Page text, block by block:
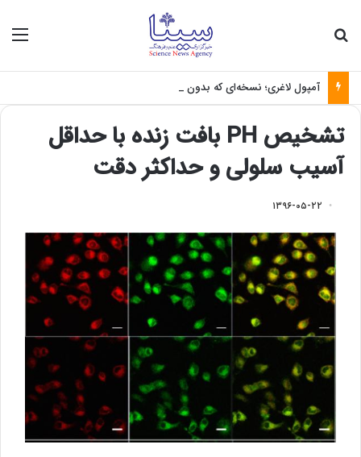
آمپول لاغری؛ نسخه‌ای که بدون تغذیه خطرناک می‌شود
تشخیص PH بافت زنده با حداقل
آسیب سلولی و حداکثر دقت
۱۳۹۶-۰۵-۲۲